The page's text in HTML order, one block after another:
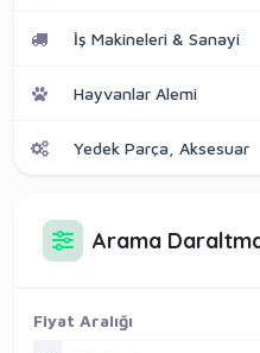
İş Makineleri & Sanayi
Hayvanlar Alemi
Yedek Parça, Aksesuar
Arama
Fiyat Aralığı